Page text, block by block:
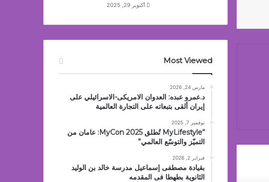
أكتوبر 29, 2025
Most Viewed
مارس 24, 2026
د.عمرو عبده: العدوان الامريكى-الاسرائيلي على
إيران ألقى بتبعاته على التجارة العالمية
نوفمبر 7, 2025
“MyLifestyle تُطلق MyCon 2025: عامان من
التميّز والتوسّع العالمي”
فبراير 2, 2026
بقيادة مصطفى إسماعيل مدرسة خالد بن الوليد
الثانوية بطهطا فى المقدمه